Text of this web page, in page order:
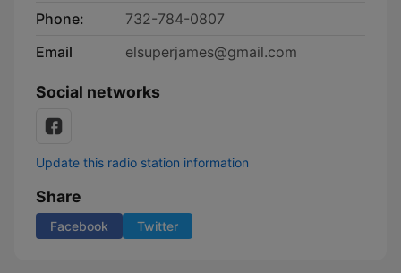
Phone:
732-784-0807
Email
elsuperjames@gmail.com
Social networks
Update this radio station information
Share
Facebook Twitter